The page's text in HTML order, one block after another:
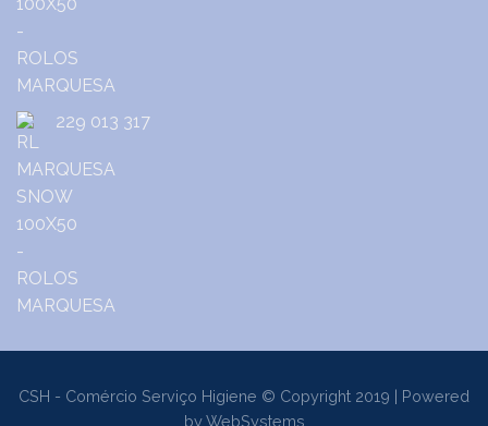
229 013 317
CSH - Comércio Serviço Higiene © Copyright 2019 | Powered
byWebSystems